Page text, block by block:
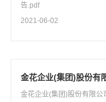
告.pdf
2021-06-02
金花企业(集团)股份有
金花企业(集团)股份有限